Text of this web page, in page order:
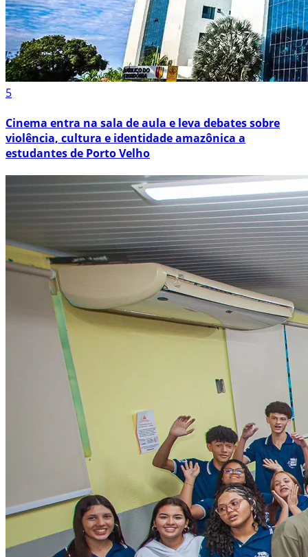
5
Cinema entra na sala de aula e leva debates sobre
violência, cultura e identidade amazônica a
estudantes de Porto Velho